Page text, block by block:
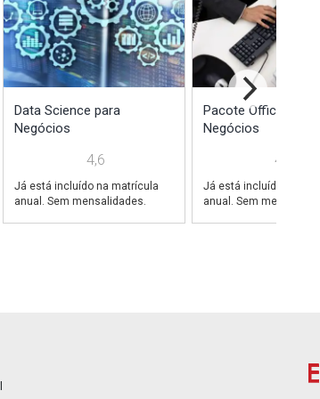
Data Science para
Negócios
4,6
Já está incluído na matrícula
anual. Sem mensalidades.
Pacote Office 2020
Negócios
4,8
Já está incluído na
anual. Sem